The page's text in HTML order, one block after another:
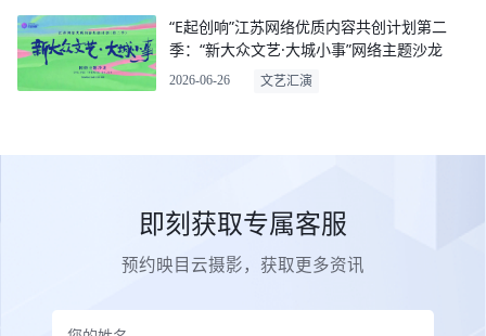
“E起创响”江苏网络优质内容共创计划第二
季：“新大众文艺·大城小事”网络主题沙龙
2026-06-26 文艺汇演
即刻获取专属客服
预约映目云摄影，获取更多资讯